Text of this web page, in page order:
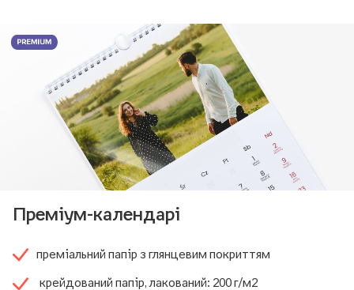
Преміум-календарі
преміальний папір з глянцевим покриттям
крейдований папір, лакований: 200 г/м2